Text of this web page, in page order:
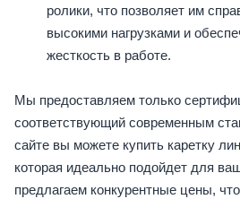
ролики, что позволяет им
высокими нагрузками и
жесткость в работе.
Мы предоставляем только
соответствующий современным
сайте вы можете купить каретку
которая идеально подойдет для
предлагаем конкурентные цены,